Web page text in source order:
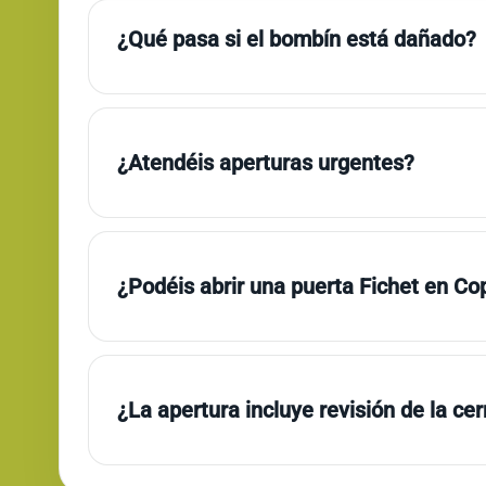
¿Qué pasa si el bombín está dañado?
¿Atendéis aperturas urgentes?
¿Podéis abrir una puerta Fichet en
¿La apertura incluye revisión de la